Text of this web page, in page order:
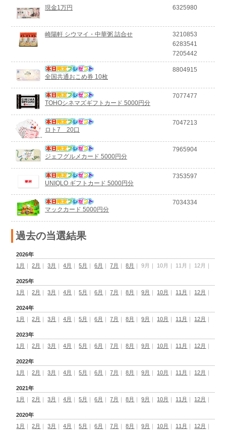
現金1万円 6325980
崎陽軒 シウマイ・中華粥 詰合せ
3210853
6283541
7205442
全国共通おこめ券 10枚
8804915
TOHOシネマズギフトカード 5000円分
7077477
ロト7 20口
7047213
ジェフグルメカード 5000円分
7965904
UNIQLO ギフトカード 5000円分
7353597
マックカード 5000円分
7034334
過去の当選結果
2026年
1月 ｜2月 ｜3月 ｜4月 ｜5月 ｜6月 ｜7月 ｜8月 ｜9月 ｜ 10月 ｜ 11月 ｜ 12月 ｜
2025年
1月 ｜2月 ｜3月 ｜4月 ｜5月 ｜6月 ｜7月 ｜8月 ｜9月 ｜ 10月 ｜ 11月 ｜ 12月 ｜
2024年
1月 ｜2月 ｜3月 ｜4月 ｜5月 ｜6月 ｜7月 ｜8月 ｜9月 ｜ 10月 ｜ 11月 ｜ 12月 ｜
2023年
1月 ｜2月 ｜3月 ｜4月 ｜5月 ｜6月 ｜7月 ｜8月 ｜9月 ｜ 10月 ｜ 11月 ｜ 12月 ｜
2022年
1月 ｜2月 ｜3月 ｜4月 ｜5月 ｜6月 ｜7月 ｜8月 ｜9月 ｜ 10月 ｜ 11月 ｜ 12月 ｜
2021年
1月 ｜2月 ｜3月 ｜4月 ｜5月 ｜6月 ｜7月 ｜8月 ｜9月 ｜ 10月 ｜ 11月 ｜ 12月 ｜
2020年
1月 ｜2月 ｜3月 ｜4月 ｜5月 ｜6月 ｜7月 ｜8月 ｜9月 ｜ 10月 ｜ 11月 ｜ 12月 ｜